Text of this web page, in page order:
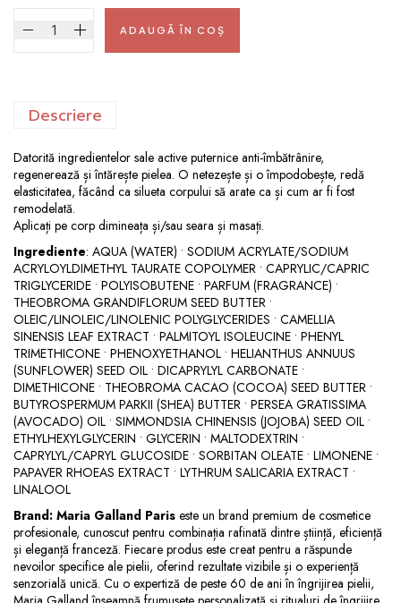
ADAUGĂ ÎN COȘ
Descriere
Datorită ingredientelor sale active puternice anti-îmbătrânire,
regenerează și întărește pielea. O netezește și o împodobește, redă
elasticitatea, făcând ca silueta corpului să arate ca și cum ar fi fost
remodelată.
Aplicați pe corp dimineața și/sau seara și masați.
Ingrediente: AQUA (WATER) • SODIUM ACRYLATE/SODIUM
ACRYLOYLDIMETHYL TAURATE COPOLYMER • CAPRYLIC/CAPRIC
TRIGLYCERIDE • POLYISOBUTENE • PARFUM (FRAGRANCE) •
THEOBROMA GRANDIFLORUM SEED BUTTER •
OLEIC/LINOLEIC/LINOLENIC POLYGLYCERIDES • CAMELLIA
SINENSIS LEAF EXTRACT • PALMITOYL ISOLEUCINE • PHENYL
TRIMETHICONE • PHENOXYETHANOL • HELIANTHUS ANNUUS
(SUNFLOWER) SEED OIL • DICAPRYLYL CARBONATE •
DIMETHICONE • THEOBROMA CACAO (COCOA) SEED BUTTER •
BUTYROSPERMUM PARKII (SHEA) BUTTER • PERSEA GRATISSIMA
(AVOCADO) OIL • SIMMONDSIA CHINENSIS (JOJOBA) SEED OIL •
ETHYLHEXYLGLYCERIN • GLYCERIN • MALTODEXTRIN •
CAPRYLYL/CAPRYL GLUCOSIDE • SORBITAN OLEATE • LIMONENE •
PAPAVER RHOEAS EXTRACT • LYTHRUM SALICARIA EXTRACT •
LINALOOL
Brand: Maria Galland Paris este un brand premium de cosmetice
profesionale, cunoscut pentru combinația rafinată dintre știință, eficiență
și eleganță franceză. Fiecare produs este creat pentru a răspunde
nevoilor specifice ale pielii, oferind rezultate vizibile și o experiență
senzorială unică. Cu o expertiză de peste 60 de ani în îngrijirea pielii,